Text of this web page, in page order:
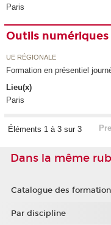
Paris
Outils
UE RÉGIONALE
Formation en présentiel
Lieu(x)
Paris
Éléments 1 à 3 sur 3
Dans la même
Catalogue des
Par discipline